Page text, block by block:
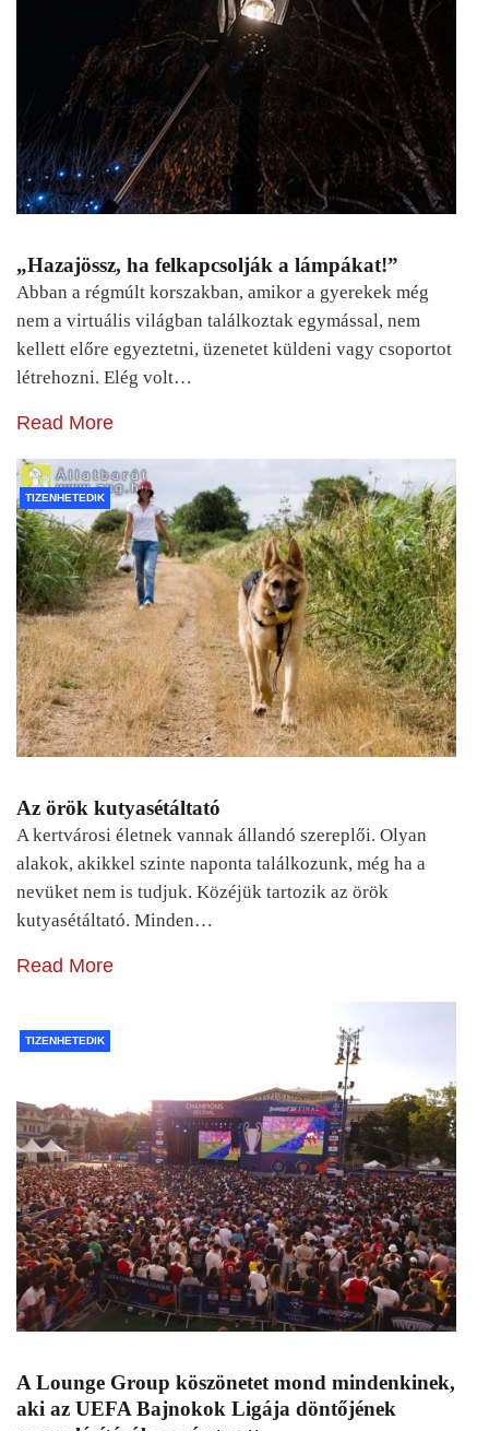
„Hazajössz, ha felkapcsolják a lámpákat!”
Abban a régmúlt korszakban, amikor a gyerekek még
nem a virtuális világban találkoztak egymással, nem
kellett előre egyeztetni, üzenetet küldeni vagy csoportot
létrehozni. Elég volt…
Read More
TIZENHETEDIK
Az örök kutyasétáltató
A kertvárosi életnek vannak állandó szereplői. Olyan
alakok, akikkel szinte naponta találkozunk, még ha a
nevüket nem is tudjuk. Közéjük tartozik az örök
kutyasétáltató. Minden…
Read More
TIZENHETEDIK
A Lounge Group köszönetet mond mindenkinek,
aki az UEFA Bajnokok Ligája döntőjének